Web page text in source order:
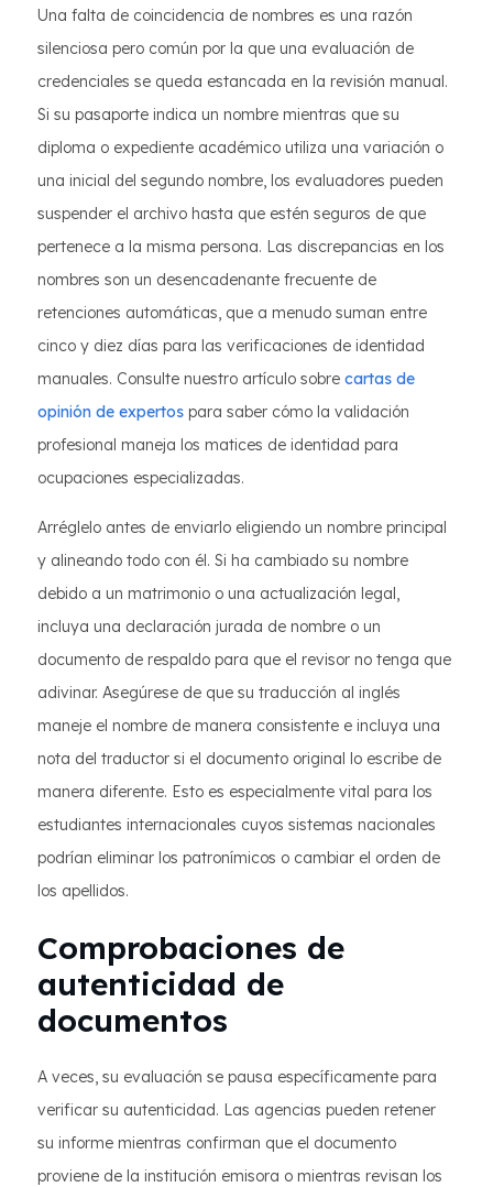
Una falta de coincidencia de nombres es una razón
silenciosa pero común por la que una evaluación de
credenciales se queda estancada en la revisión manual.
Si su pasaporte indica un nombre mientras que su
diploma o expediente académico utiliza una variación o
una inicial del segundo nombre, los evaluadores pueden
suspender el archivo hasta que estén seguros de que
pertenece a la misma persona. Las discrepancias en los
nombres son un desencadenante frecuente de
retenciones automáticas, que a menudo suman entre
cinco y diez días para las verificaciones de identidad
manuales. Consulte nuestro artículo sobre cartas de
opinión de expertos para saber cómo la validación
profesional maneja los matices de identidad para
ocupaciones especializadas.
Arréglelo antes de enviarlo eligiendo un nombre principal
y alineando todo con él. Si ha cambiado su nombre
debido a un matrimonio o una actualización legal,
incluya una declaración jurada de nombre o un
documento de respaldo para que el revisor no tenga que
adivinar. Asegúrese de que su traducción al inglés
maneje el nombre de manera consistente e incluya una
nota del traductor si el documento original lo escribe de
manera diferente. Esto es especialmente vital para los
estudiantes internacionales cuyos sistemas nacionales
podrían eliminar los patronímicos o cambiar el orden de
los apellidos.
Comprobaciones de
autenticidad de
documentos
A veces, su evaluación se pausa específicamente para
verificar su autenticidad. Las agencias pueden retener
su informe mientras confirman que el documento
proviene de la institución emisora ​​o mientras revisan los